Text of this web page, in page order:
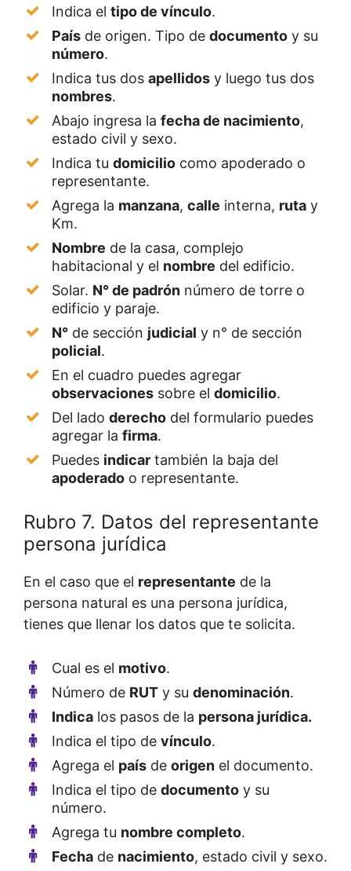
Indica el tipo de vínculo.
País de origen. Tipo de documento y su
número.
Indica tus dos apellidos y luego tus dos
nombres.
Abajo ingresa la fecha de nacimiento,
estado civil y sexo.
Indica tu domicilio como apoderado o
representante.
Agrega la manzana, calle interna, ruta y
Km.
Nombre de la casa, complejo
habitacional y el nombre del edificio.
Solar. N° de padrón número de torre o
edificio y paraje.
N° de sección judicial y n° de sección
policial.
En el cuadro puedes agregar
observaciones sobre el domicilio.
Del lado derecho del formulario puedes
agregar la firma.
Puedes indicar también la baja del
apoderado o representante.
Rubro 7. Datos del representante
persona jurídica
En el caso que el representante de la
persona natural es una persona jurídica,
tienes que llenar los datos que te solicita.
Cual es el motivo.
Número de RUT y su denominación.
Indica los pasos de la persona jurídica.
Indica el tipo de vínculo.
Agrega el país de origen el documento.
Indica el tipo de documento y su
número.
Agrega tu nombre completo.
Fecha de nacimiento, estado civil y sexo.